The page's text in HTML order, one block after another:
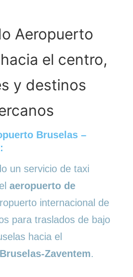
Aeropuerto
el centro,
y destinos
Bruselas –
un servicio de taxi
aeropuerto de
internacional de
para traslados de bajo
hacia el
Zaventem.